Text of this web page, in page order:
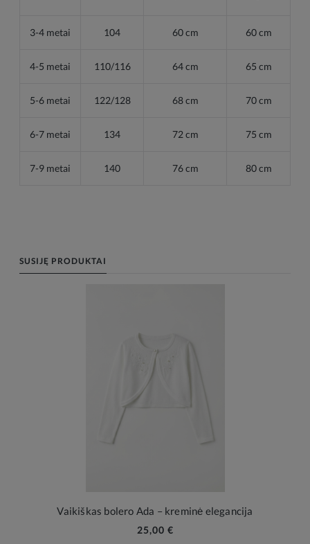
3-4 metai 104 60 cm 60 cm
4-5 metai 110/116 64 cm 65 cm
5-6 metai 122/128 68 cm 70 cm
6-7 metai 134 72 cm 75 cm
7-9 metai 140 76 cm 80 cm
SUSIJĘ PRODUKTAI
Vaikiškas bolero Ada – kreminė elegancija
25,00 €